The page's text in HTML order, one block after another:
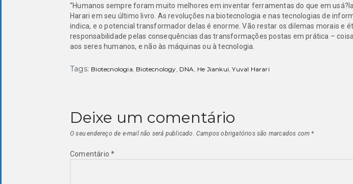
“Humanos sempre foram muito melhores em inventar ferramentas do que em
Harari em seu último livro. As revoluções na biotecnologia e nas tecnologias de
indica, e o potencial transformador delas é enorme. Vão restar os dilemas morais e
responsabilidade pelas consequências das transformações postas em prática –
aos seres humanos, e não às máquinas ou à tecnologia.
Tags: Biotecnologia, Biotecnology, DNA, He Jiankui,Yuval Harari
Deixe um comentário
O seu endereço de e-mail não será publicado. Campos obrigatórios são marcados com *
Comentário*